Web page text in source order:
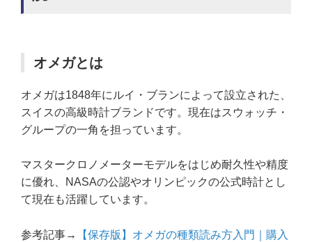
オメガとは
オメガは1848年にルイ・ブランによって設立された、
スイスの高級時計ブランドです。現在はスウォッチ・
グループの一角を担っています。
マスタークロノメーターモデルをはじめ耐久性や精度
に優れ、NASAの公認やオリンピックの公式時計とし
て現在も活躍しています。
参考記事→
【保存版】オメガの種類読み方入門｜購入